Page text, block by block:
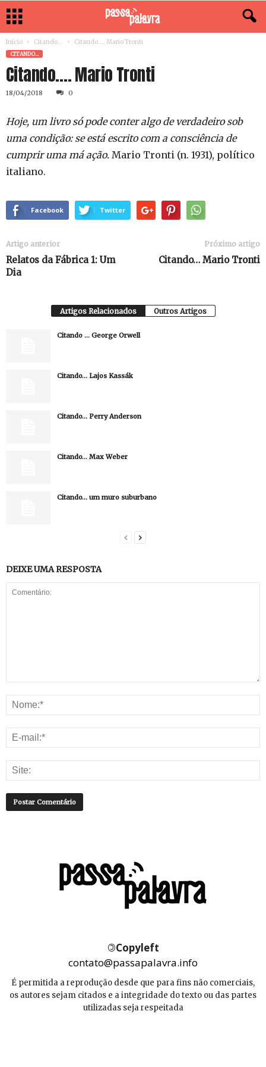
Início Citando... Citando…. Mario Tronti
CITANDO...
Citando…. Mario Tronti
18/04/2018 0
Hoje, um livro só pode conter algo de verdadeiro sob
uma condição: se está escrito com a consciência de
cumprir uma má ação. Mario Tronti (n. 1931), político
italiano.
Facebook Twitter
Artigo anterior
Relatos da Fábrica 1: Um
Dia
Próximo artigo
Citando… Mario Tronti
Artigos Relacionados Outros Artigos
Citando … George Orwell
Citando… Lajos Kassák
Citando… Perry Anderson
Citando… Max Weber
Citando… um muro suburbano
DEIXE UMA RESPOSTA
©Copyleft
contato@passapalavra.info
É permitida a reprodução desde que para fins não comerciais,
os autores sejam citados e a integridade do texto ou das partes
utilizadas seja respeitada